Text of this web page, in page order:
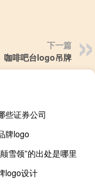
下一篇
咖啡吧台logo吊牌
些证券公司
牌logo
雪领”的出处是哪里
logo设计